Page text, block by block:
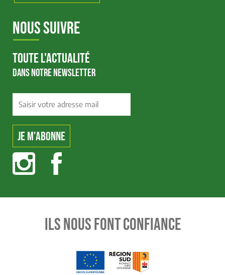
NOUS SUIVRE
TOUTE L'ACTUALITÉ
DANS NOTRE NEWSLETTER
ILS NOUS FONT CONFIANCE